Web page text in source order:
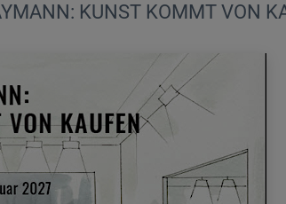
KUNST KOMMT VON